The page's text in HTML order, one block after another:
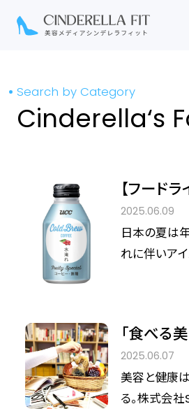
Search by Category
Cinderella‘s
【フード
定番の予
れコーヒ
ペシャル
2025.06.09
日本の夏は
れに伴いア
というから驚
UCCがこの
新定番とし
るのが、缶コ
「食べる
習慣
Jasmine
氏にイン
2025.06.07
美容と健康
る。株式会